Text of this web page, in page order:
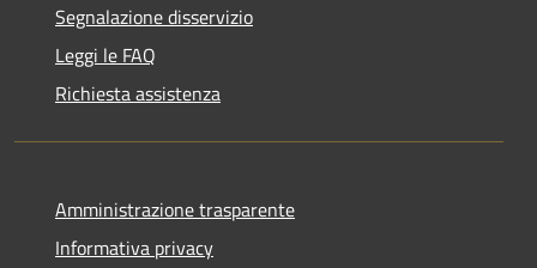
Segnalazione disservizio
Leggi le FAQ
Richiesta assistenza
Amministrazione trasparente
Informativa privacy